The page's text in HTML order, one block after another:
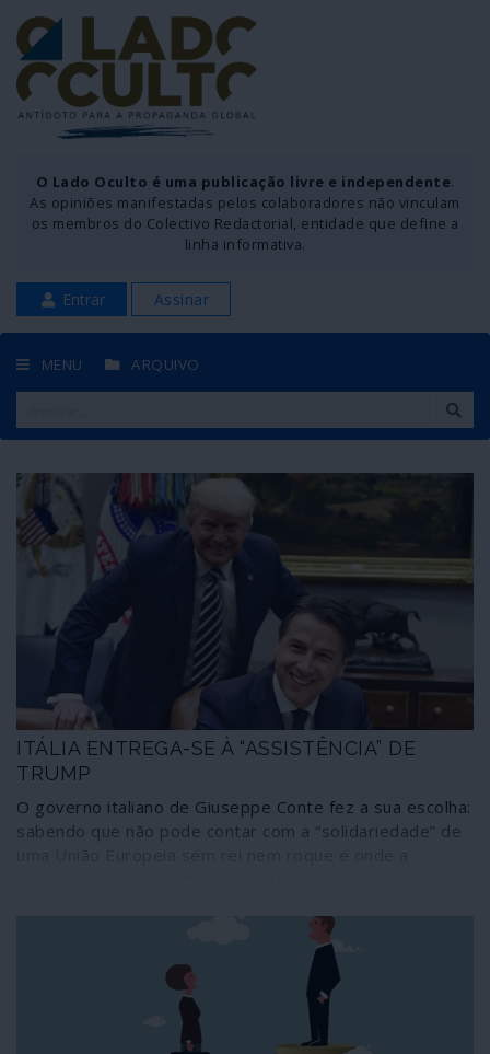
O Lado Oculto é uma publicação livre e independente.
As opiniões manifestadas pelos colaboradores não vinculam
os membros do Colectivo Redactorial, entidade que define a
linha informativa.
Entrar Assinar
MENU ARQUIVO
ITÁLIA ENTREGA-SE À “ASSISTÊNCIA” DE
TRUMP
O governo italiano de Giuseppe Conte fez a sua escolha:
sabendo que não pode contar com a “solidariedade” de
cubana acabou por pedir “assistência” a Donald Trump.
Que não se fez rogado, faltando conhecer quanto e
como os italianos irão pagar em troca.